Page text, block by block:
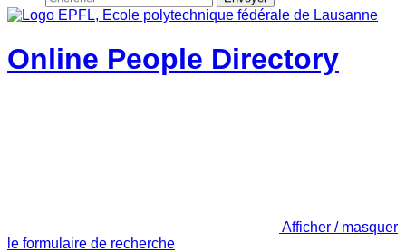
Online People Directory
Afficher / masquer
le formulaire de recherche